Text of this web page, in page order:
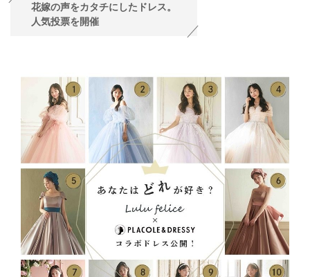
花嫁の声をカタチにしたドレス。
人気投票を開催